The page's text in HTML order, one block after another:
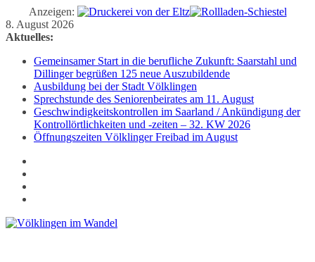
Anzeigen:
Zum
Inhalt
8. August 2026
Aktuelles:
Gemeinsamer Start in die berufliche Zukunft: Saarstahl und
Dillinger begrüßen 125 neue Auszubildende
Ausbildung bei der Stadt Völklingen
Sprechstunde des Seniorenbeirates am 11. August
Geschwindigkeitskontrollen im Saarland / Ankündigung der
Kontrollörtlichkeiten und -zeiten – 32. KW 2026
Öffnungszeiten Völklinger Freibad im August